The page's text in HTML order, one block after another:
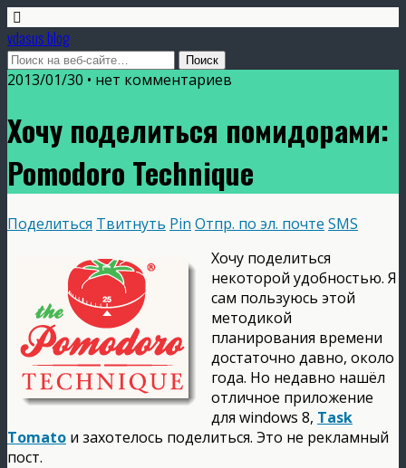
vdasus blog
2013/01/30 • нет комментариев
Хочу поделиться помидорами:
Pomodoro Technique
Поделиться Твитнуть Pin Отпр. по эл. почте SMS
Хочу поделиться
некоторой удобностью. Я
сам пользуюсь этой
методикой
планирования времени
достаточно давно, около
года. Но недавно нашёл
отличное приложение
для windows 8, Task
Tomato и захотелось поделиться. Это не рекламный
пост.